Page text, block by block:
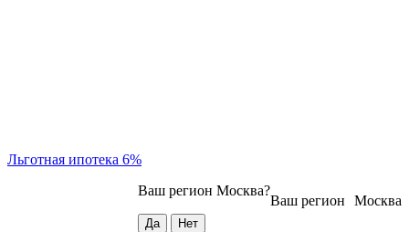
Льготная ипотека 6%
Москва
Ваш регион
Ваш регион Москва?